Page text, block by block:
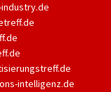
intelligenz.de